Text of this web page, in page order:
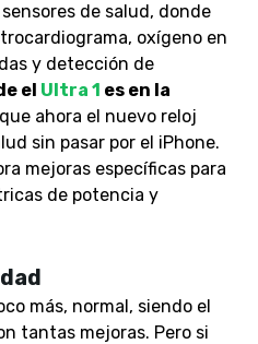
de salud, donde
oxígeno en
y detección de
el Ultra 1 es en la
ahora el nuevo reloj
sin pasar por el iPhone.
mejoras específicas para
de potencia y
más, normal, siendo el
tantas mejoras. Pero si